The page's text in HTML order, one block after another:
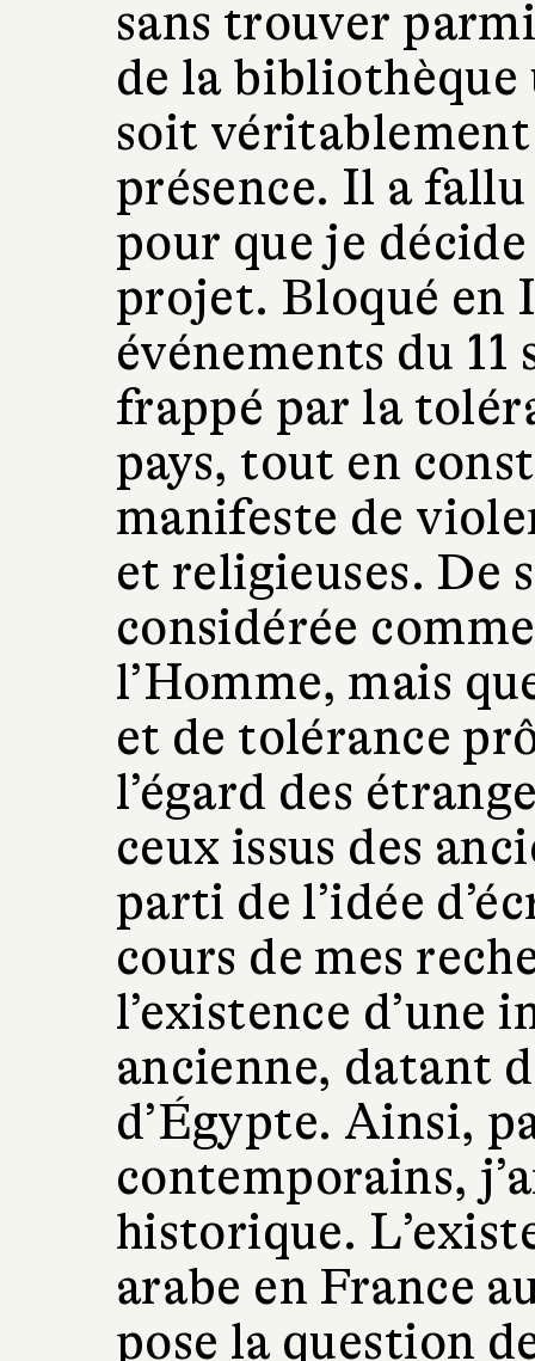
sans trouver
de la bibliothèque
soit
présence. Il a
pour que je
projet. Bloqué en
événements du 11
frappé par la
pays, tout en
manifeste de
et religieuses. De
considérée
l’Homme, mais
et de tolérance
l’égard des
ceux issus des
parti de l’idée
cours de mes
l’existence d’une
ancienne, datant
d’Égypte. Ainsi,
contemporains,
historique.
arabe en France
pose la question